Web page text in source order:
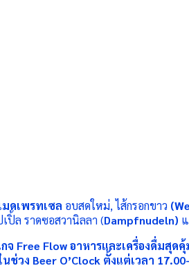
มดเพรทเซล อบสดใหม่, ไส้กรอกขาว (
ปิ้ล ราดซอสวานิลลา (Dampfnudeln)
จ Free Flowอาหารและเครื่องดื่มสุด
นช่วง Beer O’Clock ตั้งแต่เวลา